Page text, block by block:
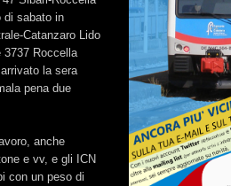
di sabato in
Catanzaro Lido
3737 Roccella
la sera
pena due
anche
e vv, e gli ICN
con un peso di